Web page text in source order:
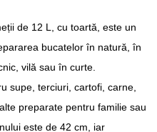
de 12 L, cu toartă, este un
bucatelor în natură, în
vilă sau în curte.
supe, terciuri, cartofi, carne,
preparate pentru familie sau
este de 42 cm, iar